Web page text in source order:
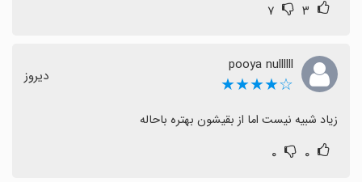
۳ ۷
pooya nullllll
☆★★★★ دیروز
زیاد شبیه نیست اما از بقیشون بهتره باحاله
۰ ۰